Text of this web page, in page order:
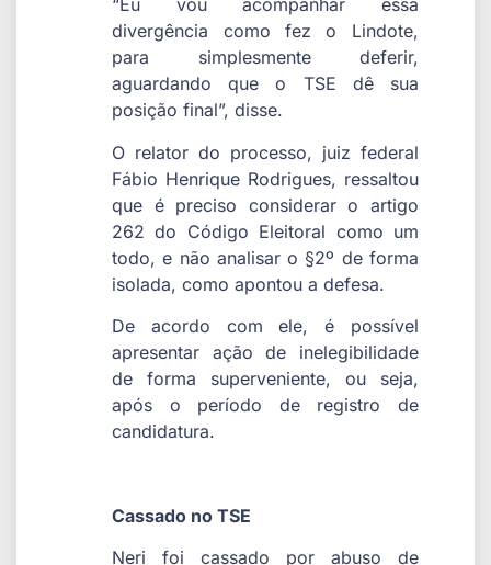
“Eu vou acompanhar essa
divergência como fez o Lindote,
para simplesmente deferir,
aguardando que o TSE dê sua
posição final”, disse.
O relator do processo, juiz federal
Fábio Henrique Rodrigues, ressaltou
que é preciso considerar o artigo
262 do Código Eleitoral como um
todo, e não analisar o §2º de forma
isolada, como apontou a defesa.
De acordo com ele, é possível
apresentar ação de inelegibilidade
de forma superveniente, ou seja,
após o período de registro de
candidatura.
Cassado no TSE
Neri foi cassado por abuso de